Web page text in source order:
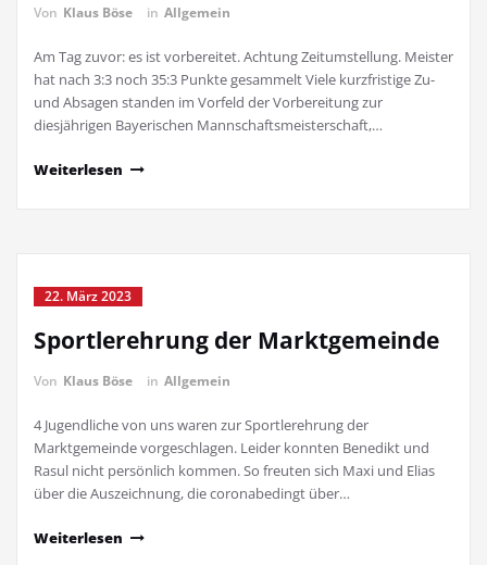
Von Klaus Böse in Allgemein
Am Tag zuvor: es ist vorbereitet. Achtung Zeitumstellung. Meister
hat nach 3:3 noch 35:3 Punkte gesammelt Viele kurzfristige Zu-
und Absagen standen im Vorfeld der Vorbereitung zur
diesjährigen Bayerischen Mannschaftsmeisterschaft,…
Weiterlesen
22. März 2023
Sportlerehrung der Marktgemeinde
Von Klaus Böse in Allgemein
4 Jugendliche von uns waren zur Sportlerehrung der
Marktgemeinde vorgeschlagen. Leider konnten Benedikt und
Rasul nicht persönlich kommen. So freuten sich Maxi und Elias
über die Auszeichnung, die coronabedingt über…
Weiterlesen